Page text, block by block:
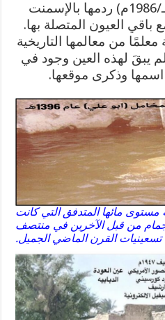
في أواخر عام ( 1407هـ/1986م) ردمها بالإسمنت
باقي العيون المتصلة بها.
من معالمها التاريخية
يبقَ لهذه العين وجود في
وذكرى موقعها.
مستوى مائها المتدفق التي كانت
من قبل الآخرين في منتصف
تسعينيات القرن الماضي الجميل.